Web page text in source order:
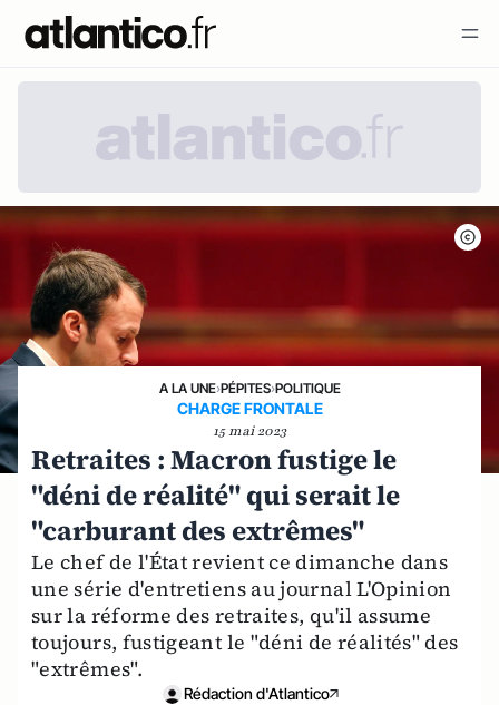
A LA UNE›PÉPITES›POLITIQUE
CHARGE FRONTALE
15 mai 2023
Retraites : Macron fustige le
"déni de réalité" qui serait le
"carburant des extrêmes"
Le chef de l'État revient ce dimanche dans
une série d'entretiens au journal L'Opinion
sur la réforme des retraites, qu'il assume
toujours, fustigeant le "déni de réalités" des
"extrêmes".
Rédaction d'Atlantico